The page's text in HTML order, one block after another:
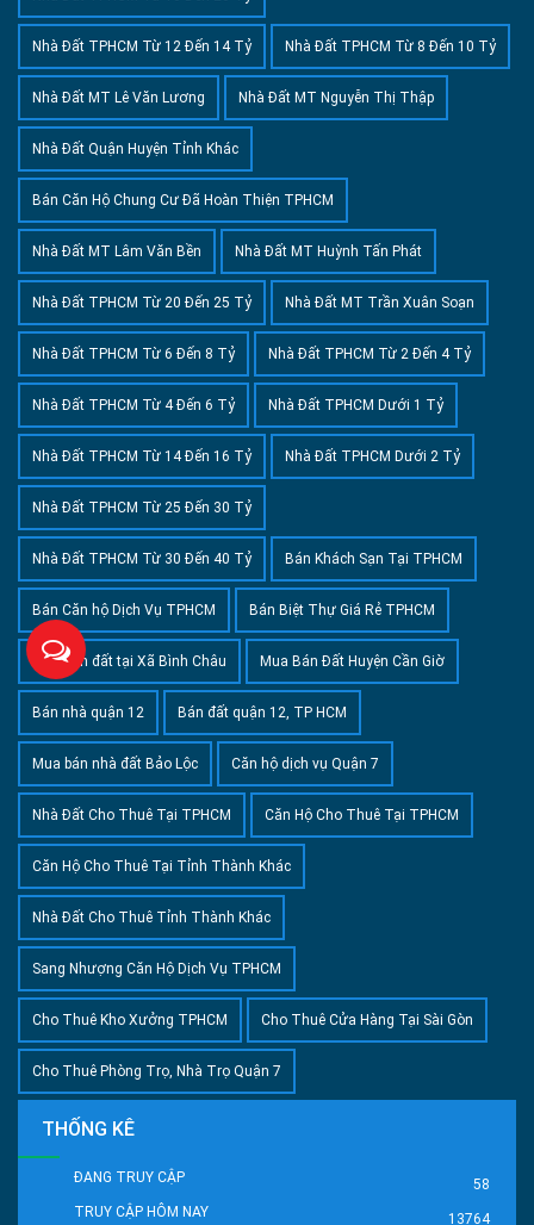
Nhà Đất TPHCM Từ 12 Đến 14 Tỷ Nhà Đất TPHCM Từ 8 Đến 10 Tỷ
Nhà Đất MT Lê Văn Lương Nhà Đất MT Nguyễn Thị Thập
Nhà Đất Quận Huyện Tỉnh Khác
Bán Căn Hộ Chung Cư Đã Hoàn Thiện TPHCM
Nhà Đất MT Lâm Văn Bền Nhà Đất MT Huỳnh Tấn Phát
Nhà Đất TPHCM Từ 20 Đến 25 Tỷ Nhà Đất MT Trần Xuân Soạn
Nhà Đất TPHCM Từ 6 Đến 8 Tỷ Nhà Đất TPHCM Từ 2 Đến 4 Tỷ
Nhà Đất TPHCM Từ 4 Đến 6 Tỷ Nhà Đất TPHCM Dưới 1 Tỷ
Nhà Đất TPHCM Từ 14 Đến 16 Tỷ Nhà Đất TPHCM Dưới 2 Tỷ
Nhà Đất TPHCM Từ 25 Đến 30 Tỷ
Nhà Đất TPHCM Từ 30 Đến 40 Tỷ Bán Khách Sạn Tại TPHCM
Bán Căn hộ Dịch Vụ TPHCM Bán Biệt Thự Giá Rẻ TPHCM
Mua bán đất tại Xã Bình Châu Mua Bán Đất Huyện Cần Giờ
Bán nhà quận 12 Bán đất quận 12, TP HCM
Mua bán nhà đất Bảo Lộc Căn hộ dịch vụ Quận 7
Nhà Đất Cho Thuê Tại TPHCM Căn Hộ Cho Thuê Tại TPHCM
Căn Hộ Cho Thuê Tại Tỉnh Thành Khác
Nhà Đất Cho Thuê Tỉnh Thành Khác
Sang Nhượng Căn Hộ Dịch Vụ TPHCM
Cho Thuê Kho Xưởng TPHCM Cho Thuê Cửa Hàng Tại Sài Gòn
Cho Thuê Phòng Trọ, Nhà Trọ Quận 7
THỐNG KÊ
ĐANG TRUY CẬP
58
TRUY CẬP HÔM NAY
13764